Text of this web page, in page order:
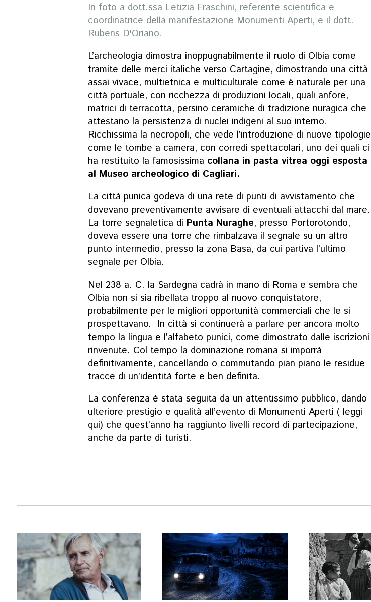
In foto a dott.ssa Letizia Fraschini, referente scientifica e
coordinatrice della manifestazione Monumenti Aperti, e il dott.
Rubens D'Oriano.
L’archeologia dimostra inoppugnabilmente il ruolo di Olbia come
tramite delle merci italiche verso Cartagine, dimostrando una città
assai vivace, multietnica e multiculturale come è naturale per una
città portuale, con ricchezza di produzioni locali, quali anfore,
matrici di terracotta, persino ceramiche di tradizione nuragica che
attestano la persistenza di nuclei indigeni al suo interno.
Ricchissima la necropoli, che vede l’introduzione di nuove tipologie
come le tombe a camera, con corredi spettacolari, uno dei quali ci
ha restituito la famosissima collana in pasta vitrea oggi esposta
al Museo archeologico di Cagliari.
La città punica godeva di una rete di punti di avvistamento che
dovevano preventivamente avvisare di eventuali attacchi dal mare.
La torre segnaletica di Punta Nuraghe, presso Portorotondo,
doveva essere una torre che rimbalzava il segnale su un altro
punto intermedio, presso la zona Basa, da cui partiva l’ultimo
segnale per Olbia.
Nel 238 a. C. la Sardegna cadrà in mano di Roma e sembra che
Olbia non si sia ribellata troppo al nuovo conquistatore,
probabilmente per le migliori opportunità commerciali che le si
prospettavano. In città si continuerà a parlare per ancora molto
tempo la lingua e l’alfabeto punici, come dimostrato dalle iscrizioni
rinvenute. Col tempo la dominazione romana si imporrà
definitivamente, cancellando o commutando pian piano le residue
tracce di un’identità forte e ben definita.
La conferenza è stata seguita da un attentissimo pubblico, dando
ulteriore prestigio e qualità all’evento di Monumenti Aperti ( leggi
qui) che quest’anno ha raggiunto livelli record di partecipazione,
anche da parte di turisti.